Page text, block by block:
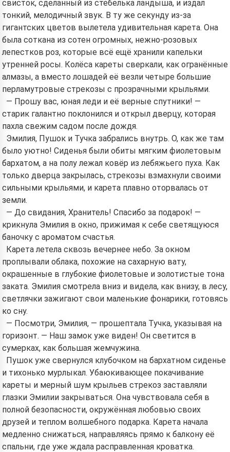
свисток, сделанный из стебелька ландыша, и издал
тонкий, мелодичный звук. В ту же секунду из-за
гигантских цветов вылетела удивительная карета. Она
была соткана из сотен огромных, нежно-розовых
лепестков роз, которые всё ещё хранили капельки
утренней росы. Колёса кареты сверкали, как огранённые
алмазы, а вместо лошадей её везли четыре большие
перламутровые стрекозы с прозрачными крыльями.
— Прошу вас, юная леди и её верные спутники! —
старик галантно поклонился и открыл дверцу, которая
пахла свежим садом после дождя.
Эмилия, Пушок и Тучка забрались внутрь. О, как же там
было уютно! Сиденья были обиты мягким фиолетовым
бархатом, а на полу лежал ковёр из лебяжьего пуха. Как
только дверца закрылась, стрекозы взмахнули своими
сильными крыльями, и карета плавно оторвалась от
земли.
— До свидания, Хранитель! Спасибо за подарок! —
крикнула Эмилия в окно, прижимая к себе светящуюся
баночку с ароматом счастья.
Карета летела сквозь вечернее небо. За окном
проплывали облака, похожие на сахарную вату,
окрашенные в глубокие фиолетовые и золотистые тона
заката. Эмилия смотрела вниз и видела, как внизу, в лесу,
светлячки зажигают свои маленькие фонарики, готовясь
ко сну.
— Посмотри, Эмилия, — прошептала Тучка, указывая на
горизонт. — Наш замок уже виден! Он светится в
сумерках, как большая жемчужина.
Пушок уже свернулся клубочком на бархатном сиденье
и тихонько мурлыкал. Убаюкивающее покачивание
кареты и мерный шум крыльев стрекоз заставляли
глазки Эмилии закрываться. Она чувствовала себя в
полной безопасности, окружённая любовью своих
друзей и теплом волшебного подарка. Карета начала
медленно снижаться, направляясь прямо к балкону её
спальни, где уже ждала расправленная кроватка.